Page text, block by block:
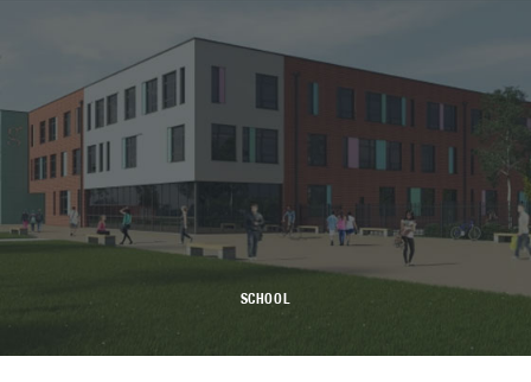
SCHOOL